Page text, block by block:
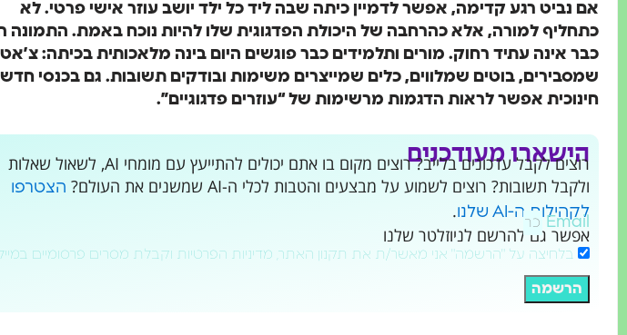
אם נביט רגע קדימה, אפשר לדמיין כיתה שבה ליד כל ילד יושב עוזר אישי פרטי. לא
כתחליף למורה, אלא כהרחבה של היכולת הפדגוגית שלו להיות נוכח באמת. התמונה
כבר אינה עתיד רחוק. מורים ותלמידים כבר פוגשים היום בינה מלאכותית בכיתה:
שמסבירים, בוטים שמלווים, כלים שמייצרים משימות ובודקים תשובות. גם בכנסי
חינוכית אפשר לראות הדגמות מרשימות של “עוזרים פדגוגיים”.
הישארו מעודכנים
רוצים לקבל עדכונים בלייב? רוצים מקום בו אתם יכולים להתייעץ עם מומחי AI, לשאול שאלות
ולקבל תשובות? רוצים לשמוע על מבצעים והטבות לכלי ה-AI שמשנים את העולם?
הצטרפו
לקהילות ה-AI שלנו
.
אפשר גם להרשם לניוזלטר שלנו
Email
בלחיצה על "הרשמה" אני מאשר/ת את תקנון האתר, מדיניות הפרטיות וקבלת מסרים פרסומיים
הרשמה